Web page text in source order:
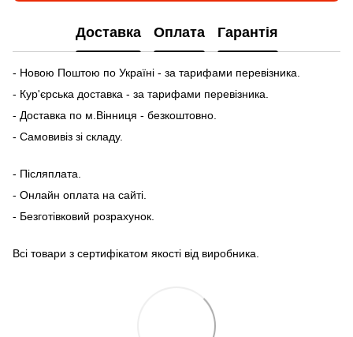
Доставка Оплата Гарантія
- Новою Поштою по Україні - за тарифами перевізника.
- Кур'єрська доставка - за тарифами перевізника.
- Доставка по м.Вінниця - безкоштовно.
- Самовивіз зі складу.
- Післяплата.
- Онлайн оплата на сайті.
- Безготівковий розрахунок.
Всі товари з сертифікатом якості від виробника.